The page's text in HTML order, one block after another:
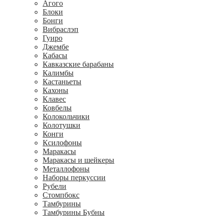
Агого
Блоки
Бонги
Вибраслэп
Гуиро
Джембе
Кабасы
Кавказские барабаны
Калимбы
Кастаньеты
Кахоны
Клавес
Ковбелы
Колокольчики
Колотушки
Конги
Ксилофоны
Маракасы
Маракасы и шейкеры
Металлофоны
Наборы перкуссии
Рубели
Стомпбокс
Тамбурины
Тамбурины Бубны